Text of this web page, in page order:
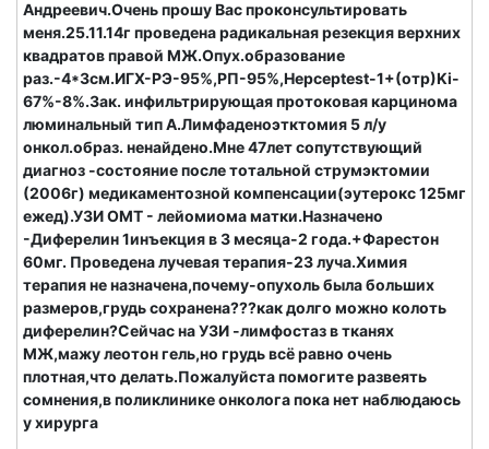
Андреевич.Очень прошу Вас проконсультировать
меня.25.11.14г проведена радикальная резекция верхних
квадратов правой МЖ.Опух.образование
раз.-4*3см.ИГХ-РЭ-95%,РП-95%,Hepceptest-1+(отр)Ki-
67%-8%.Зак. инфильтрирующая протоковая карцинома
люминальный тип А.Лимфаденоэтктомия 5 л/у
онкол.образ. ненайдено.Мне 47лет сопутствующий
диагноз -состояние после тотальной струмэктомии
(2006г) медикаментозной компенсации(эутерокс 125мг
ежед).УЗИ ОМТ - лейомиома матки.Назначено
-Диферелин 1инъекция в 3 месяца-2 года.+Фарестон
60мг. Проведена лучевая терапия-23 луча.Химия
терапия не назначена,почему-опухоль была больших
размеров,грудь сохранена???как долго можно колоть
диферелин?Сейчас на УЗИ -лимфостаз в тканях
МЖ,мажу леотон гель,но грудь всё равно очень
плотная,что делать.Пожалуйста помогите развеять
сомнения,в поликлинике онколога пока нет наблюдаюсь
у хирурга